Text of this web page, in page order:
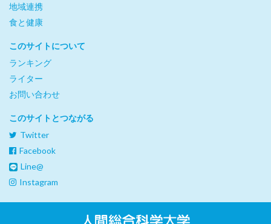
地域連携
食と健康
このサイトについて
ランキング
ライター
お問い合わせ
このサイトとつながる
Twitter
Facebook
Line@
Instagram